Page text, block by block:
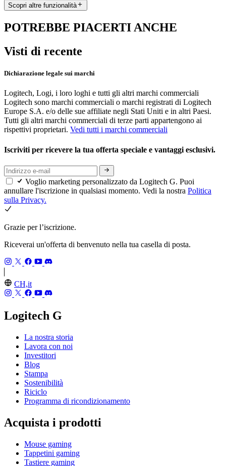
Scopri altre funzionalità
POTREBBE PIACERTI ANCHE
Visti di recente
Dichiarazione legale sui marchi
Logitech, Logi, i loro loghi e tutti gli altri marchi commerciali
Logitech sono marchi commerciali o marchi registrati di Logitech
Europe S.A. e/o delle sue affiliate negli Stati Uniti e in altri Paesi.
Tutti gli altri marchi commerciali di terze parti appartengono ai
rispettivi proprietari. Vedi tutti i marchi commerciali
Iscriviti per ricevere la tua offerta speciale e vantaggi esclusivi.
Voglio marketing personalizzato da Logitech G. Puoi
annullare l'iscrizione in qualsiasi momento. Vedi la nostra Politica
sulla Privacy.
Grazie per l’iscrizione.
Riceverai un'offerta di benvenuto nella tua casella di posta.
CH,it
Logitech G
La nostra storia
Lavora con noi
Investitori
Blog
Stampa
Sostenibilità
Riciclo
Programma di ricondizionamento
Acquista i prodotti
Mouse gaming
Tappetini gaming
Tastiere gaming